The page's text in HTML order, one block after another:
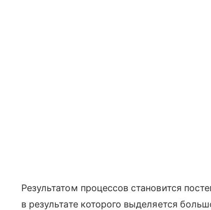
Результатом процессов становится
в результате которого выделяется